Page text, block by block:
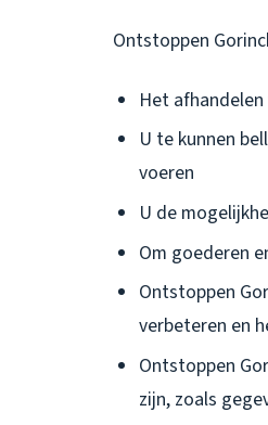
Ontstoppen
Het
U te kunnen
voeren
U de
Om goederen
Ontstoppen
verbeteren en
Ontstoppen
zijn, zoals